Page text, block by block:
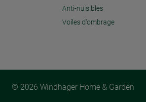
Anti-nuisibles
Voiles d'ombrage
© 2026 Windhager Home & Garden